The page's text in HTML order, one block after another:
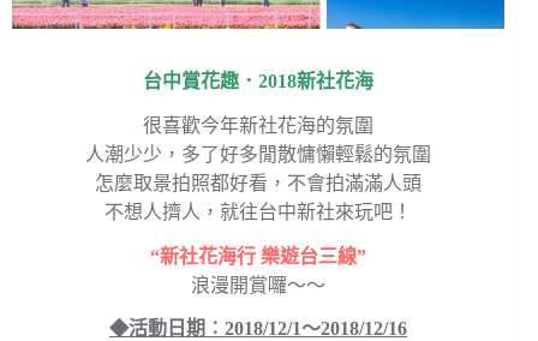
台中賞花趣．2018新社花海
很喜歡今年新社花海的氛圍
人潮少少，多了好多閒散慵懶輕鬆的氛圍
怎麼取景拍照都好看，不會拍滿滿人頭
不想人擠人，就往台中新社來玩吧！
“新社花海行 樂遊台三線”
浪漫開賞囉～～
◆活動日期︰2018/12/1～2018/12/16